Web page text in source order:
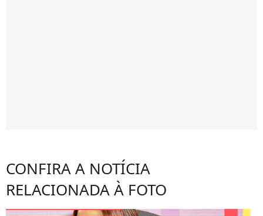
CONFIRA A NOTÍCIA
RELACIONADA À FOTO